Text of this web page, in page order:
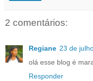
2 comentários:
Regiane 23 de
olá esse blog é
Responder